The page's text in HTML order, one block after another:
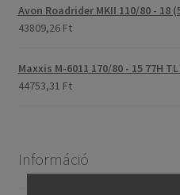
Avon Roadrider MKII 110/80 - 18
43809,26 Ft
Maxxis M-6011 170/80 - 15 77H
44753,31 Ft
Információ